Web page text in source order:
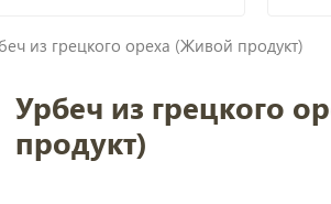
из грецкого ореха (Живой продукт)
Урбеч из грецкого
продукт)